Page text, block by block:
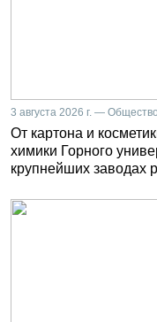
3 августа 2026 г. — Общество
От картона и
химики Горного
крупнейших заводах